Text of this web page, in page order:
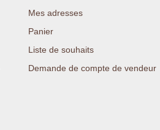
Mes adresses
Panier
Liste de souhaits
Demande de compte de vendeur